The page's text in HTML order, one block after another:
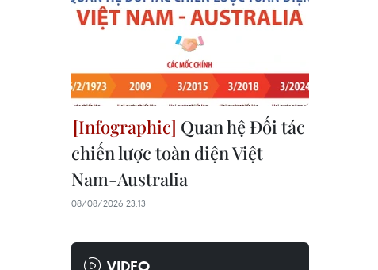
Quan hệ Đối tác
chiến lược toàn diện Việt
Nam-Australia
08/08/2026 23:13
VIDEO